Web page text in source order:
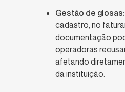
Gestão de glosas:
cadastro, no
documentação
operadoras
afetando
da instituição.